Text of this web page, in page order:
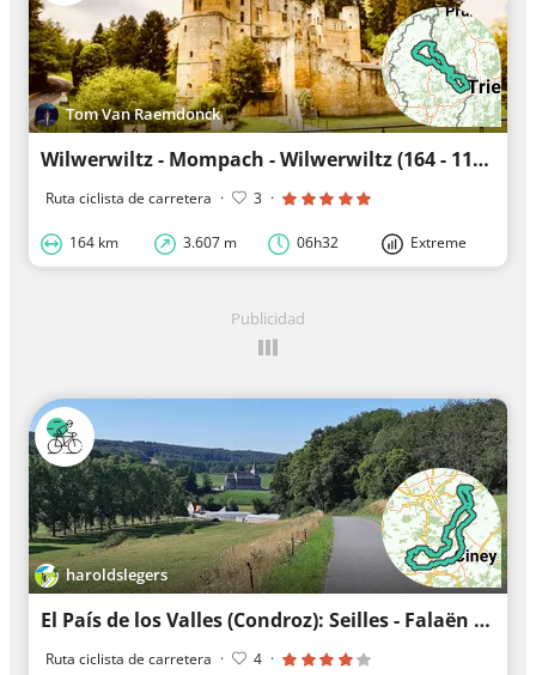
Tom Van Raemdonck
Wilwerwiltz - Mompach - Wilwerwiltz (164 - 117 - 99 km)
Ruta ciclista de carretera · 3 ·
164 km 3.607 m 06h32 Extreme
Publicidad
haroldslegers
El País de los Valles (Condroz): Seilles - Falaën v.v.
Ruta ciclista de carretera · 4 ·